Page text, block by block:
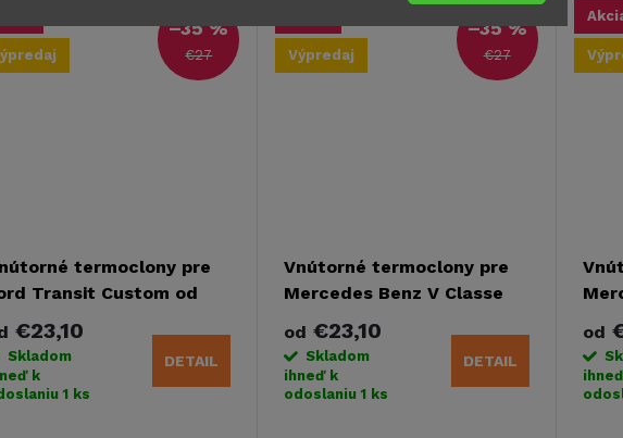
Ide
€27
–35 %
termoclony pre
Transit Custom od
2012 s komfortným
KR+DR - druhá
€23,10
Skladom
k
1 ks
DETAIL
Výpredaj €27
–35 %
Vnútorné termoclony pre
Mercedes Benz V Classe
od roku 2014 s
komfortným obložením
KR+DR+Extra dlhý - druhá
akosť
od €23,10
Skladom
ihneď k
odoslaniu1 ks
DETAIL
–
od